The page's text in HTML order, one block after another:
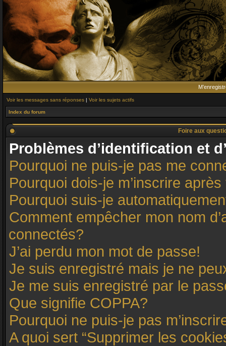
Voir les messages sans réponses | Voir les sujets actifs
Index du forum
Foire aux
Problèmes d’identification et
Pourquoi ne puis-je pas me
Pourquoi dois-je m’inscrire après
Pourquoi suis-je
Comment empêcher mon nom
connectés?
J’ai perdu mon mot de passe!
Je suis enregistré mais je ne
Je me suis enregistré par le
Que signifie COPPA?
Pourquoi ne puis-je pas
A quoi sert “Supprimer les